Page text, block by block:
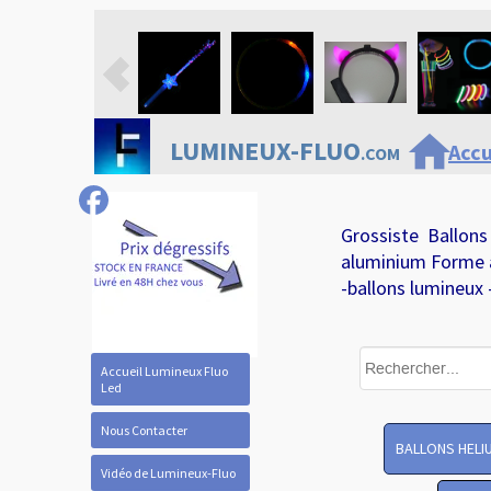
Accueil Lumineux Fluo
Led
Nous Contacter
Vidéo de Lumineux-Fluo
LUMINEUX-FLUO.COMhome
Grossiste
aluminium
-ballons
BALLONS